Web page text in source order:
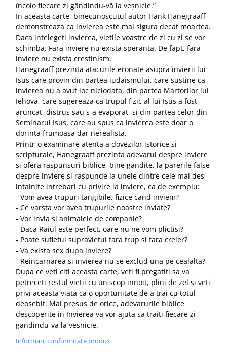
încolo fiecare zi gândindu-vă la veşnicie.”
In aceasta carte, binecunoscutul autor Hank Hanegraaff
demonstreaza ca invierea este mai sigura decat moartea.
Daca intelegeti invierea, vietile voastre de zi cu zi se vor
schimba. Fara inviere nu exista speranta. De fapt, fara
inviere nu exista crestinism.
Hanegraaff prezinta atacurile eronate asupra invierii lui
Isus care provin din partea iudaismului, care sustine ca
invierea nu a avut loc niciodata, din partea Martorilor lui
Iehova, care sugereaza ca trupul fizic al lui Isus a fost
aruncat, distrus sau s-a evaporat, si din partea celor din
Seminarul Isus, care au spus ca invierea este doar o
dorinta frumoasa dar nerealista.
Printr-o examinare atenta a dovezilor istorice si
scripturale, Hanegraaff prezinta adevarul despre inviere
si ofera raspunsuri biblice, bine gandite, la parerile false
despre inviere si raspunde la unele dintre cele mai des
intalnite intrebari cu privire la inviere, ca de exemplu:
- Vom avea trupuri tangibile, fizice cand inviem?
- Ce varsta vor avea trupurile noastre inviate?
- Vor invia si animalele de companie?
- Daca Raiul este perfect, oare nu ne vom plictisi?
- Poate sufletul supravietui fara trup si fara creier?
- Va exista sex dupa inviere?
- Reincarnarea si invierea nu se exclud una pe cealalta?
Dupa ce veti citi aceasta carte, veti fi pregatiti sa va
petreceti restul vietii cu un scop innoit, plini de zel si veti
privi aceasta viata ca o oportunitate de a trai cu totul
deosebit. Mai presus de orice, adevarurile biblice
descoperite in Invierea va vor ajuta sa traiti fiecare zi
gandindu-va la vesnicie.
Informatii conformitate produs